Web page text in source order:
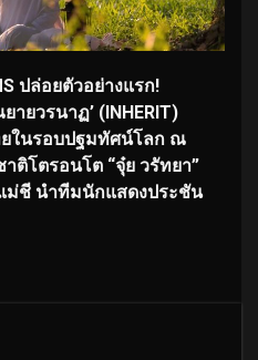
ปล่อยตัวอย่างแรก!
ยวรนาฏ’ (INHERIT)
ในรอบปฐมทัศน์โลก ณ
ติโตรอนโต “จุ๋ย วรัทยา”
ชี นำทีมนักแสดงประชัน